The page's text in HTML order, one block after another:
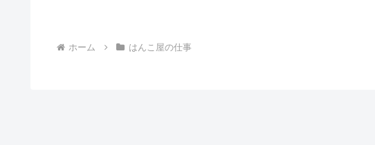
ホーム はんこ屋の仕事